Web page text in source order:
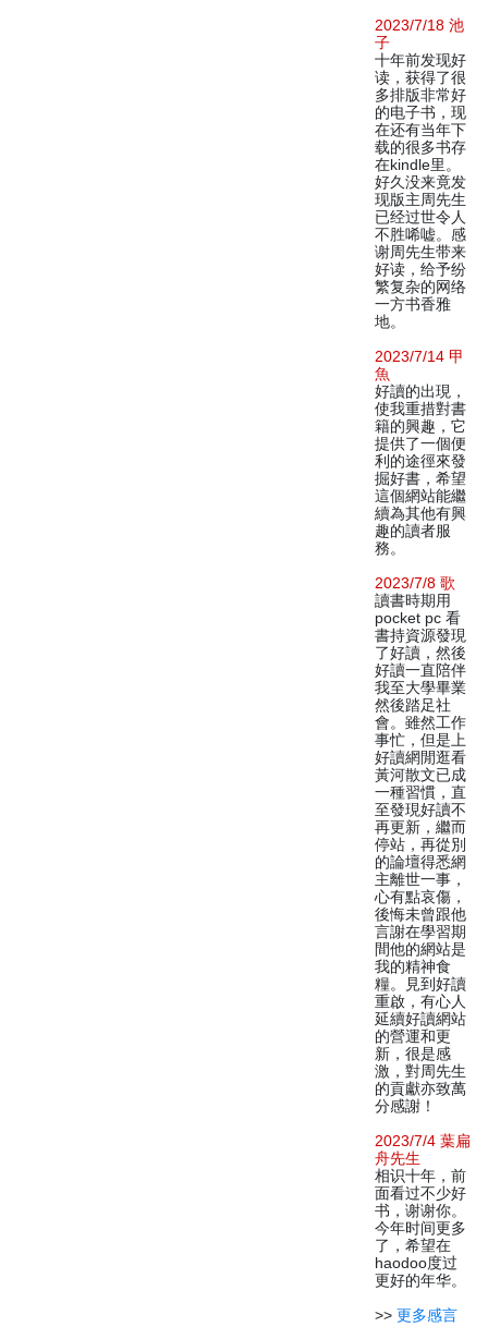
2023/7/18 池
子
十年前发现好
读，获得了很
多排版非常好
的电子书，现
在还有当年下
载的很多书存
在kindle里。
好久没来竟发
现版主周先生
已经过世令人
不胜唏嘘。感
谢周先生带来
好读，给予纷
繁复杂的网络
一方书香雅
地。
2023/7/14 甲
魚
好讀的出現，
使我重措對書
籍的興趣，它
提供了一個便
利的途徑來發
掘好書，希望
這個網站能繼
續為其他有興
趣的讀者服
務。
2023/7/8 歌
讀書時期用
pocket pc 看
書持資源發現
了好讀，然後
好讀一直陪伴
我至大學畢業
然後踏足社
會。雖然工作
事忙，但是上
好讀網閒逛看
黃河散文已成
一種習慣，直
至發現好讀不
再更新，繼而
停站，再從別
的論壇得悉網
主離世一事，
心有點哀傷，
後悔未曾跟他
言謝在學習期
間他的網站是
我的精神食
糧。見到好讀
重啟，有心人
延續好讀網站
的營運和更
新，很是感
激，對周先生
的貢獻亦致萬
分感謝！
2023/7/4 葉扁
舟先生
相识十年，前
面看过不少好
书，谢谢你。
今年时间更多
了，希望在
haodoo度过
更好的年华。
>> 更多感言